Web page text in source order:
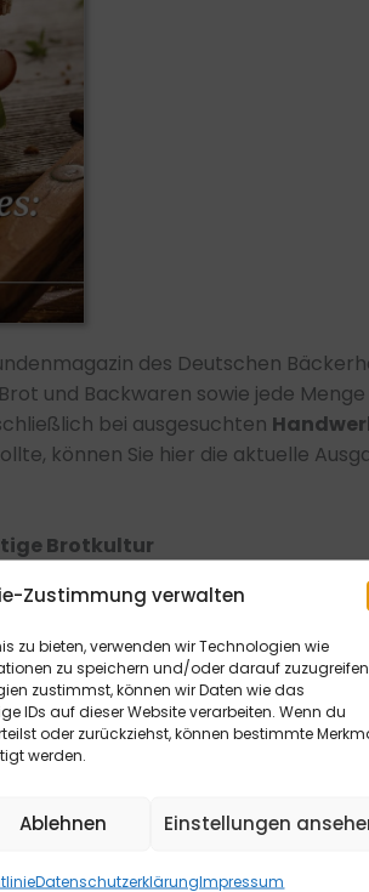
Zustimmung verwalten
zu bieten, verwenden wir Technologien wie
zu speichern und/oder darauf
zustimmst, können wir Daten wie das
IDs auf dieser Website verarbeiten. Wenn du
oder zurückziehst, können bestimmte
werden.
Ablehnen Einstellungen
DatenschutzerklärungImpressum
des Deutschen
und Backwaren sowie jede
bei ausgesuchten
können Sie hier die aktuelle
Brotkultur